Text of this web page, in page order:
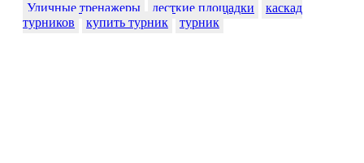
Уличные тренажеры
десткие площадки
каскад
турников
купить турник турник